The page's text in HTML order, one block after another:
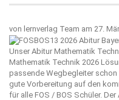
von lernverlag Team am 27.
Unser Abitur Mathematik
Mathematik Technik 2026
passende Wegbegleiter schon
gute Vorbereitung auf den
für alle FOS / BOS Schüler.